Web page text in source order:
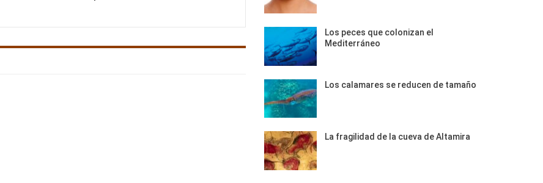
Los peces que colonizan el
Mediterráneo
Los calamares se reducen de tamaño
La fragilidad de la cueva de Altamira